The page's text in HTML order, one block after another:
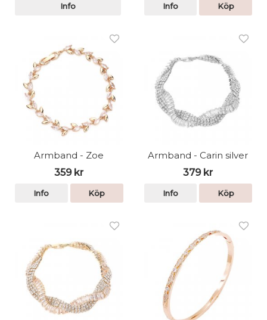
Info Info Köp
Armband - Zoe
359 kr
Info Köp
Armband - Carin silver
379 kr
Info Köp